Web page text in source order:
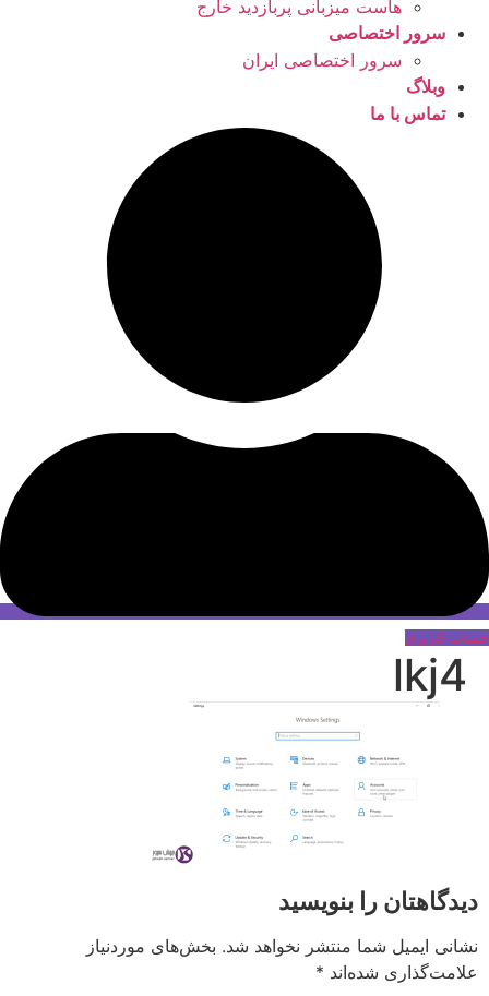
هاست میزبانی پربازدید خارج
سرور اختصاصی
سرور اختصاصی ایران
وبلاگ
تماس با ما
حساب کاربری
lkj4
دیدگاهتان را بنویسید
نشانی ایمیل شما منتشر نخواهد شد. بخش‌های موردنیاز
علامت‌گذاری شده‌اند *